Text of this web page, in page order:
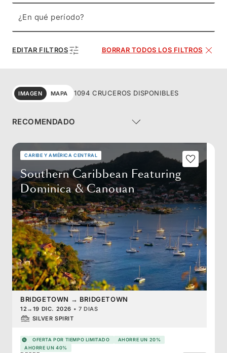
¿En qué período?
EDITAR FILTROS BORRAR TODOS LOS FILTROS
IMAGEN MAPA 1094 CRUCEROS DISPONIBLES
CARIBE Y AMÉRICA CENTRAL
Southern Caribbean Featuring
Dominica & Canouan
BRIDGETOWN → BRIDGETOWN
12→ 19 DIC. 2026 • 7 DIAS
SILVER SPIRIT
OFERTA POR TIEMPO LIMITADO
AHORRE UN 20%
AHORRE UN 40%